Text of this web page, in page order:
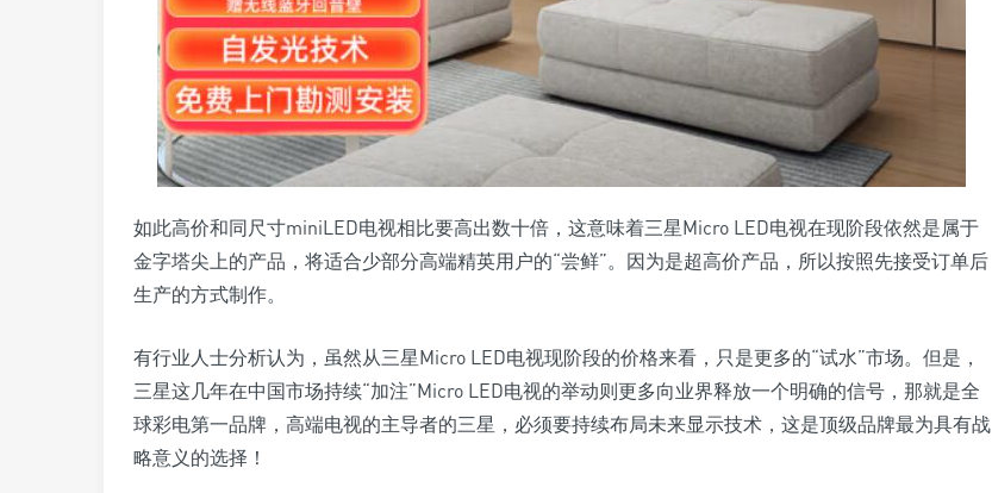
如此高价和同尺寸miniLED电视相比要高出数十倍，这意味着三星Micro LED电视在现阶段依然是属于
金字塔尖上的产品，将适合少部分高端精英用户的“尝鲜”。因为是超高价产品，所以按照先接受订单后
生产的方式制作。
有行业人士分析认为，虽然从三星Micro LED电视现阶段的价格来看，只是更多的“试水”市场。但是，
三星这几年在中国市场持续“加注”Micro LED电视的举动则更多向业界释放一个明确的信号，那就是全
球彩电第一品牌，高端电视的主导者的三星，必须要持续布局未来显示技术，这是顶级品牌最为具有战
略意义的选择！